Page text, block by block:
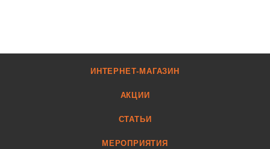
ИНТЕРНЕТ-МАГАЗИН
АКЦИИ
СТАТЬИ
МЕРОПРИЯТИЯ